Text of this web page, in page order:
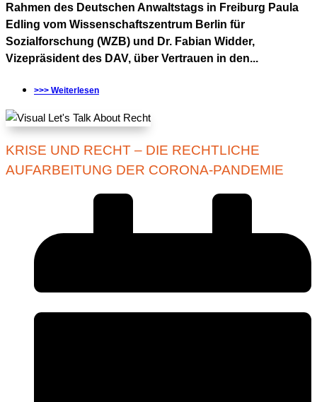
Rahmen des Deutschen Anwaltstags in Freiburg Paula
Edling vom Wissenschaftszentrum Berlin für
Sozialforschung (WZB) und Dr. Fabian Widder,
Vizepräsident des DAV, über Vertrauen in den...
>>> Weiterlesen
KRISE UND RECHT – DIE RECHTLICHE
AUFARBEITUNG DER CORONA-PANDEMIE